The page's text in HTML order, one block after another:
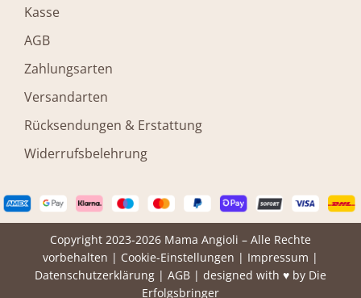
Kasse
AGB
Zahlungsarten
Versandarten
Rücksendungen & Erstattung
Widerrufsbelehrung
Copyright 2023-2026 Mama Angioli – Alle Rechte
vorbehalten | Cookie-Einstellungen | Impressum |
Datenschutzerklärung | AGB | designed with ♥ by Die
Erfolgsbringer